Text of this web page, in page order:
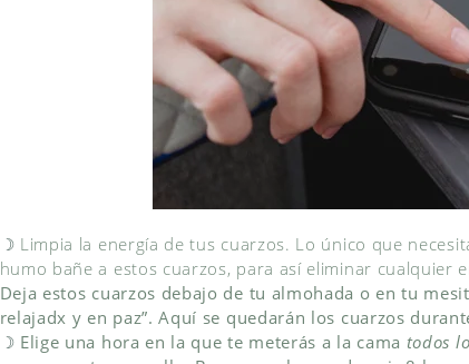
☽ Limpia la energía de tus cuarzos. Lo único que
humo bañe a estos cuarzos, para así eliminar cualquier
Deja estos cuarzos debajo de tu almohada o en tu
relajadx y en paz”. Aquí se quedarán los cuarzos
☽ Elige una hora en la que te meterás a la cama todos